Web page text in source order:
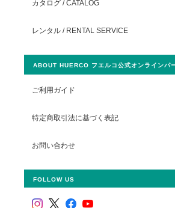
カタログ / CATALOG
レンタル / RENTAL SERVICE
ABOUT HUERCO フエルコ公式オンラインパ
ご利用ガイド
特定商取引法に基づく表記
お問い合わせ
FOLLOW US